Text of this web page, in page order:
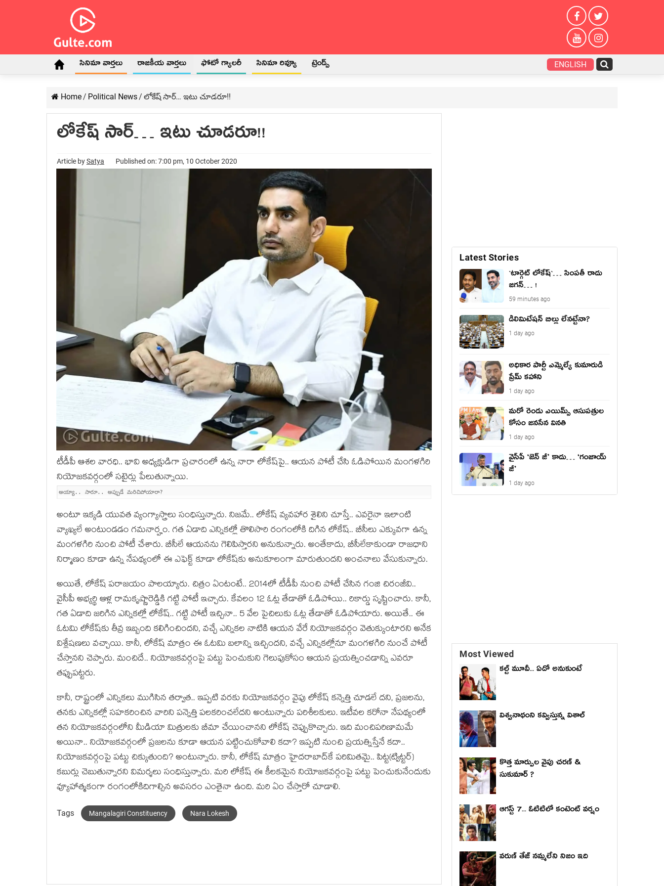
సినిమా వార్తలు రాజకీయ వార్తలు ఫోటో గ్యాలరీ సినిమా రివ్యూ ట్రెండ్స్ ENGLISH
Home/ Political News/ లోకేష్ సార్‌… ఇటు చూడ‌రూ!!
లోకేష్ సార్‌… ఇటు చూడ‌రూ!!
Article bySatya Published on: 7:00 pm, 10 October 2020
టీడీపీ ఆశ‌ల వార‌ధి.. భావి అధ్య‌క్షుడిగా ప్ర‌చారంలో ఉన్న నారా లోకేష్‌పై.. ఆయ‌న పోటీ చేసి ఓడిపోయిన మంగ‌ళ‌గిరి
నియోజ‌క‌వ‌ర్గంలో స‌టైర్లు పేలుతున్నాయి.
అయ్యా.. సారూ.. అప్పుడే మ‌రిచిపోయారా?
అంటూ ఇక్క‌డి యువ‌త వ్యంగ్యాస్త్రాలు సంధిస్తున్నారు. నిజ‌మే.. లోకేష్ వ్య‌వ‌హార శైలిని చూస్తే.. ఎవ‌రైనా ఇలాంటి
వ్యాఖ్య‌లే అంటుండ‌డం గ‌మ‌నార్హం. గ‌త ఏడాది ఎన్నిక‌ల్లో తొలిసారి రంగంలోకి దిగిన లోకేష్‌.. బీసీలు ఎక్కువ‌గా ఉన్న
మంగ‌ళ‌గిరి నుంచి పోటీ చేశారు. బీసీలే ఆయ‌న‌ను గెలిపిస్తార‌ని అనుకున్నారు. అంతేకాదు, బీసీలేకాకుండా రాజ‌ధాని
నిర్మాణం కూడా ఉన్న నేప‌థ్యంలో ఈ ఎఫెక్ట్ కూడా లోకేష్‌కు అనుకూలంగా మారుతుంద‌ని అంచ‌నాలు వేసుకున్నారు.
అయితే, లోకేష్ ప‌రాజ‌యం పాల‌య్యారు. చిత్రం ఏంటంటే.. 2014లో టీడీపీ నుంచి పోటీ చేసిన గంజి చిరంజీవి..
వైసీపీ అభ్య‌ర్థి ఆళ్ల రామ‌కృష్ణారెడ్డికి గ‌ట్టి పోటీ ఇచ్చారు. కేవ‌లం 12 ఓట్ల తేడాతో ఓడిపోయి.. రికార్డు సృష్టించారు. కానీ,
గ‌త ఏడాది జ‌రిగిన ఎన్నిక‌ల్లో లోకేష్‌.. గ‌ట్టి పోటీ ఇచ్చినా.. 5 వేల పైచిలుకు ఓట్ల తేడాతో ఓడిపోయారు. అయితే.. ఈ
ఓట‌మి లోకేష్‌కు తీవ్ర ఇబ్బంది క‌లిగించింద‌ని, వ‌చ్చే ఎన్నిక‌ల నాటికి ఆయ‌న వేరే నియోజ‌క‌వ‌ర్గం వెతుక్కుంటార‌ని అనేక
విశ్లేష‌ణ‌లు వ‌చ్చాయి. కానీ, లోకేష్ మాత్రం ఈ ఓట‌మి బ‌లాన్ని ఇచ్చింద‌ని, వ‌చ్చే ఎన్నిక‌ల్లోనూ మంగ‌ళ‌గిరి నుంచే పోటీ
చేస్తాన‌ని చెప్పారు. మంచిదే.. నియోజ‌క‌వ‌ర్గంపై ప‌ట్టు పెంచుకుని గెలుపుకోసం ఆయ‌న ప్ర‌య‌త్నించ‌డాన్ని ఎవ‌రూ
త‌ప్పుప‌ట్ట‌రు.
కానీ, రాష్ట్రంలో ఎన్నిక‌లు ముగిసిన త‌ర్వాత‌.. ఇప్ప‌టి వ‌ర‌కు నియోజక‌వ‌ర్గం వైపు లోకేష్ క‌న్నెత్తి చూడ‌లే ద‌ని, ప్ర‌జ‌ల‌ను,
త‌నకు ఎన్నిక‌ల్లో స‌హ‌క‌రించిన వారిని ప‌న్నెత్తి ప‌ల‌క‌రించ‌లేద‌ని అంటున్నారు ప‌రిశీలకులు. ఇటీవ‌ల క‌రోనా నేప‌థ్యంలో
త‌న నియోజ‌క‌వ‌ర్గంలోని మీడియా మిత్రుల‌కు బీమా చేయించాన‌ని లోకేష్ చెప్పుకొచ్చారు. ఇది మంచిప‌రిణామ‌మే
అయినా.. నియోజ‌క‌వ‌ర్గంలో ప్ర‌జ‌ల‌ను కూడా ఆయ‌న ప‌ట్టించుకోవాలి క‌దా? ఇప్ప‌టి నుంచి ప్ర‌య‌త్నిస్తేనే క‌దా..
నియోజ‌క‌వ‌ర్గంపై ప‌ట్టు చిక్కుతుంది? అంటున్నారు. కానీ, లోకేష్ మాత్రం హైద‌రాబాద్‌కే ప‌రిమిత‌మై.. పిట్ట‌(ట్విట్ట‌ర్‌)
క‌బుర్లు చెబుతున్నార‌ని విమ‌ర్శ‌లు సంధిస్తున్నారు. మ‌రి లోకేష్ ఈ కీల‌క‌మైన నియోజ‌క‌వ‌ర్గంపై ప‌ట్టు పెంచుకునేందుకు
వ్యూహాత్మ‌కంగా రంగంలోకిదిగాల్సిన అవ‌స‌రం ఎంతైనా ఉంది. మ‌రి ఏం చేస్తారో చూడాలి.
Tags Mangalagiri Constituency Nara Lokesh
Latest Stories
`టార్గెట్ లోకేష్‌`… సింప‌తీ రాదు
జ‌గ‌న్‌… !
59 minutes ago
డీలిమిటేషన్ బిల్లు లేన‌ట్టేనా?
1 day ago
అధికార పార్టీ ఎమ్మెల్యే కుమారుడి
ప్రేమ్ కహాని
1 day ago
మరో రెండు ఎయిమ్స్ ఆసుపత్రుల
కోసం జనసేన వినతి
1 day ago
వైసీపీ ‘జెన్ జీ’ కాదు… ‘గంజాయ్
జీ’
1 day ago
Most Viewed
కల్ట్ మూవీ... ఏదో అనుకుంటే
విశ్వనాథంని కవ్విస్తున్న విశాల్
కొత్త మార్పుల వైపు చరణ్ &
సుకుమార్ ?
ఆగస్ట్ 7... ఓటిటిలో కంటెంట్ వర్షం
వరుణ్ తేజ్ నమ్మలేని నిజం ఇది